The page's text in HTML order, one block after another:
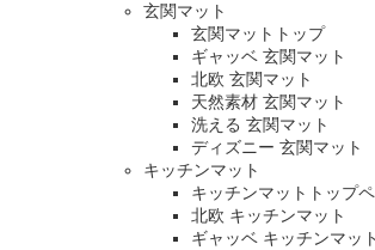
玄関マット
玄関マットトップ
ギャッベ 玄関マット
北欧 玄関マット
天然素材 玄関マット
洗える 玄関マット
ディズニー 玄関マット
キッチンマット
キッチンマットトップ
北欧 キッチンマット
ギャッベ キッチンマット